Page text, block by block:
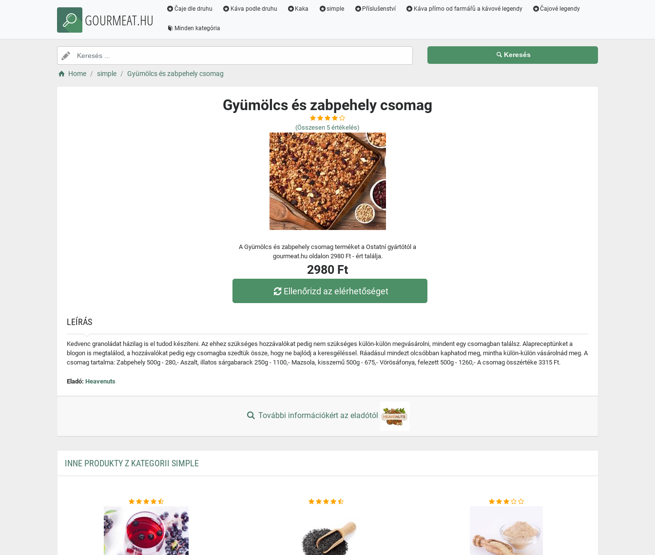
GOURMEAT.HU
Čaje dle druhu Káva podle druhu Kaka simple Příslušenství Káva přímo od farmářů a kávové legendy Čajové legendy
Minden kategória
Keresés
Home simple Gyümölcs és zabpehely csomag
Gyümölcs és zabpehely csomag
(Összesen 5 értékelés)
A Gyümölcs és zabpehely csomag terméket a Ostatní gyártótól a
gourmeat.hu oldalon 2980 Ft - ért találja.
2980 Ft
Ellenőrizd az elérhetőséget
LEÍRÁS
Kedvenc granoládat házilag is el tudod készíteni. Az ehhez szükséges hozzávalókat pedig nem szükséges külön-külön megvásárolni, mindent egy csomagban találsz. Alapreceptünket a
blogon is megtalálod, a hozzávalókat pedig egy csomagba szedtük össze, hogy ne bajlódj a keresgéléssel. Ráadásul mindezt olcsóbban kaphatod meg, mintha külön-külön vásárolnád meg. A
csomag tartalma: Zabpehely 500g - 280,- Aszalt, illatos sárgabarack 250g - 1100,- Mazsola, kisszemű 500g - 675,- Vörösáfonya, felezett 500g - 1260,- A csomag összértéke 3315 Ft.
Eladó: Heavenuts
További információkért az eladótól
INNE PRODUKTY Z KATEGORII SIMPLE